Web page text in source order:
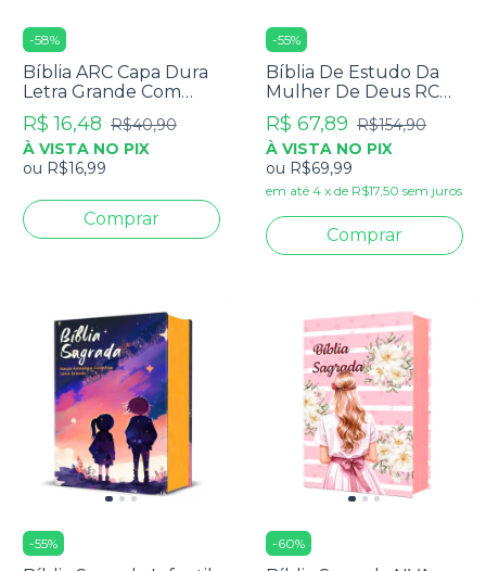
-58%
Bíblia ARC Capa Dura
Letra Grande Com
Harpa - Textos
Coloridos - Leão PB
R$ 16,48 R$40,90
À VISTA NO PIX
ou R$16,99
-55%
Bíblia De Estudo Da
Mulher De Deus RC
Letra Grande Com
Harpa Pentecostal
Pink
R$ 67,89 R$154,90
À VISTA NO PIX
ou R$69,99
em até 4 x de R$17,50 sem juros
-55% -60%